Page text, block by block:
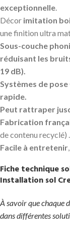
exceptionnelle.
Décor imitation
une finition ultra
Sous-couche
réduisant les
19 dB).
Systèmes de pose
rapide.
Peut rattraper
Fabrication
de contenu recyclé) .
Facile à entretenir
Fiche technique
Installation sol
À savoir que chaque
dans différentes